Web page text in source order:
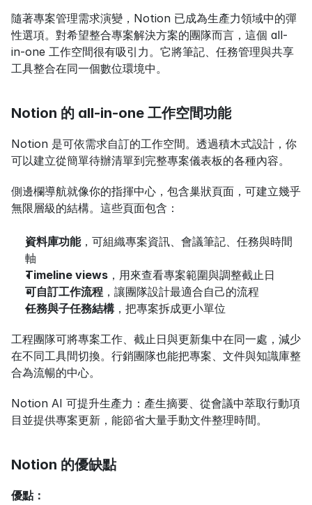
隨著專案管理需求演變，Notion 已成為生產力領域中的彈
性選項。對希望整合專案解決方案的團隊而言，這個 all-
in-one 工作空間很有吸引力。它將筆記、任務管理與共享
工具整合在同一個數位環境中。
Notion 的 all-in-one 工作空間功能
Notion 是可依需求自訂的工作空間。透過積木式設計，你
可以建立從簡單待辦清單到完整專案儀表板的各種內容。
側邊欄導航就像你的指揮中心，包含巢狀頁面，可建立幾乎
無限層級的結構。這些頁面包含：
資料庫功能，可組織專案資訊、會議筆記、任務與時間
軸
Timeline views ，用來查看專案範圍與調整截止日
可自訂工作流程 ，讓團隊設計最適合自己的流程
任務與子任務結構 ，把專案拆成更小單位
工程團隊可將專案工作、截止日與更新集中在同一處，減少
在不同工具間切換。行銷團隊也能把專案、文件與知識庫整
合為流暢的中心。
Notion AI 可提升生產力：產生摘要、從會議中萃取行動項
目並提供專案更新，能節省大量手動文件整理時間。
Notion 的優缺點
優點：